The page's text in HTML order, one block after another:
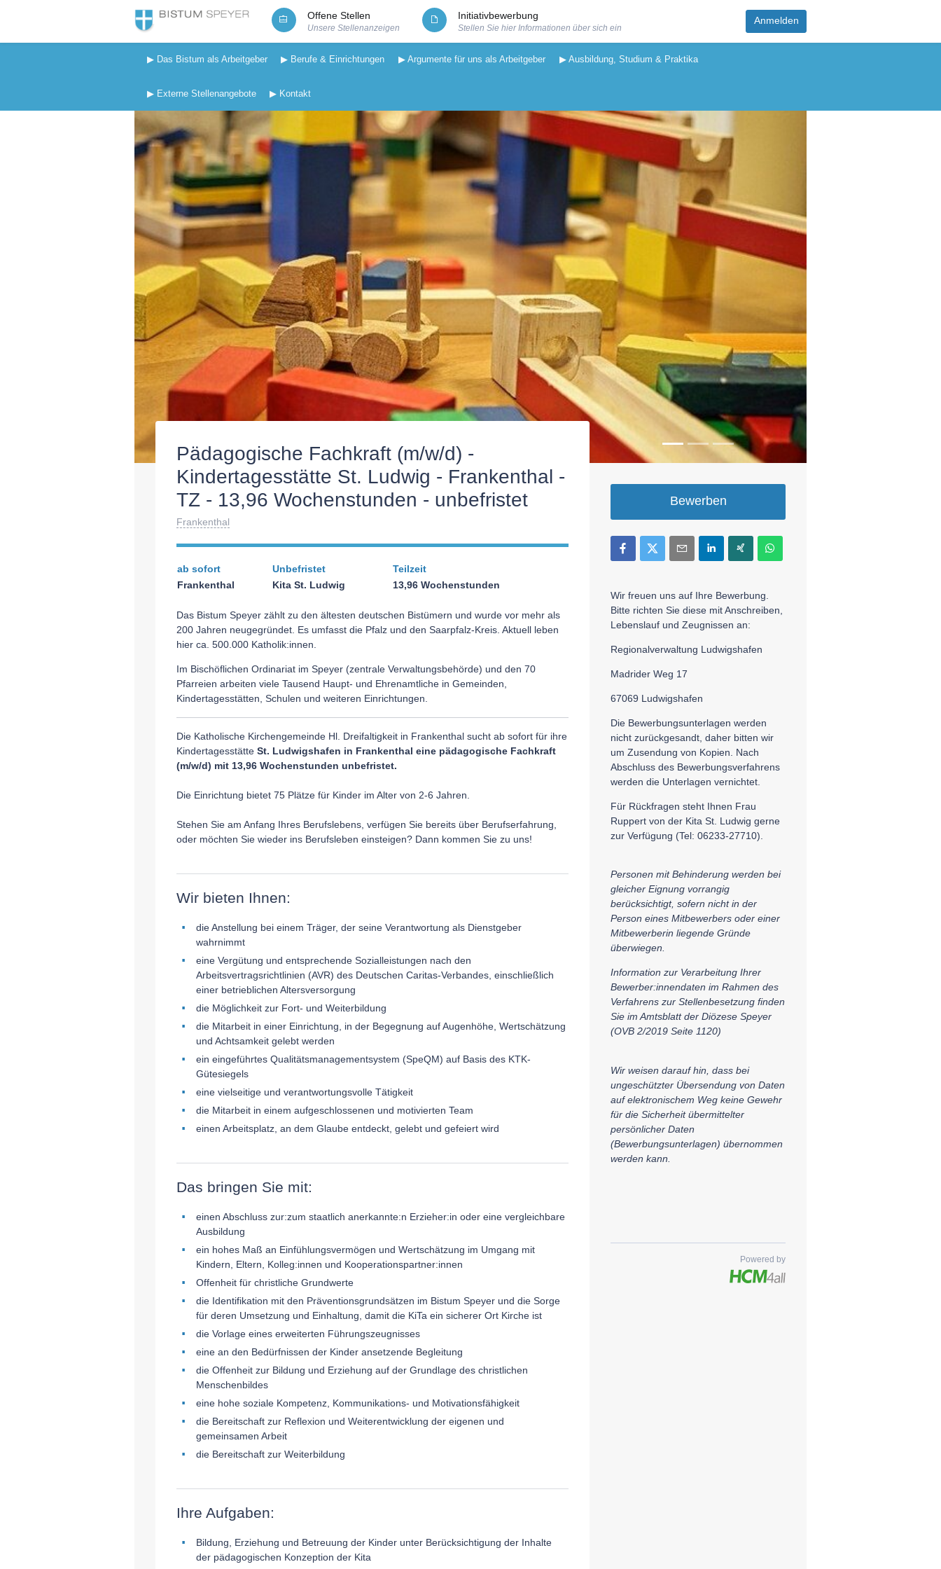
Anmelden
Offene Stellen
Unsere Stellenanzeigen
Initiativbewerbung
Stellen Sie hier Informationen über sich ein
▶ Das Bistum als Arbeitgeber ▶ Berufe & Einrichtungen ▶ Argumente für uns als Arbeitgeber ▶ Ausbildung, Studium & Praktika
▶ Externe Stellenangebote ▶ Kontakt
Pädagogische Fachkraft (m/w/d) -
Kindertagesstätte St. Ludwig - Frankenthal -
TZ - 13,96 Wochenstunden - unbefristet
Frankenthal
ab sofort Unbefristet
Teilzeit
Frankenthal
Kita St. Ludwig 13,96 Wochenstunden
Das Bistum Speyer zählt zu den ältesten deutschen Bistümern und wurde vor mehr als
200 Jahren neugegründet. Es umfasst die Pfalz und den Saarpfalz-Kreis. Aktuell leben
hier ca. 500.000 Katholik:innen.
Im Bischöflichen Ordinariat im Speyer (zentrale Verwaltungsbehörde) und den 70
Pfarreien arbeiten viele Tausend Haupt- und Ehrenamtliche in Gemeinden,
Kindertagesstätten, Schulen und weiteren Einrichtungen.
Die Katholische Kirchengemeinde Hl. Dreifaltigkeit in Frankenthal sucht ab sofort für ihre
Kindertagesstätte St. Ludwigshafen in Frankenthal eine pädagogische Fachkraft
(m/w/d) mit 13,96 Wochenstunden unbefristet.
Die Einrichtung bietet 75 Plätze für Kinder im Alter von 2-6 Jahren.
Stehen Sie am Anfang Ihres Berufslebens, verfügen Sie bereits über Berufserfahrung,
oder möchten Sie wieder ins Berufsleben einsteigen? Dann kommen Sie zu uns!
Wir bieten Ihnen:
die Anstellung bei einem Träger, der seine Verantwortung als Dienstgeber
wahrnimmt
eine Vergütung und entsprechende Sozialleistungen nach den
Arbeitsvertragsrichtlinien (AVR) des Deutschen Caritas-Verbandes, einschließlich
einer betrieblichen Altersversorgung
die Möglichkeit zur Fort- und Weiterbildung
die Mitarbeit in einer Einrichtung, in der Begegnung auf Augenhöhe, Wertschätzung
und Achtsamkeit gelebt werden
ein eingeführtes Qualitätsmanagementsystem (SpeQM) auf Basis des KTK-
Gütesiegels
eine vielseitige und verantwortungsvolle Tätigkeit
die Mitarbeit in einem aufgeschlossenen und motivierten Team
einen Arbeitsplatz, an dem Glaube entdeckt, gelebt und gefeiert wird
Das bringen Sie mit:
einen Abschluss zur:zum staatlich anerkannte:n Erzieher:in oder eine vergleichbare
Ausbildung
ein hohes Maß an Einfühlungsvermögen und Wertschätzung im Umgang mit
Kindern, Eltern, Kolleg:innen und Kooperationspartner:innen
Offenheit für christliche Grundwerte
die Identifikation mit den Präventionsgrundsätzen im Bistum Speyer und die Sorge
für deren Umsetzung und Einhaltung, damit die KiTa ein sicherer Ort Kirche ist
die Vorlage eines erweiterten Führungszeugnisses
eine an den Bedürfnissen der Kinder ansetzende Begleitung
die Offenheit zur Bildung und Erziehung auf der Grundlage des christlichen
Menschenbildes
eine hohe soziale Kompetenz, Kommunikations- und Motivationsfähigkeit
die Bereitschaft zur Reflexion und Weiterentwicklung der eigenen und
gemeinsamen Arbeit
die Bereitschaft zur Weiterbildung
Ihre Aufgaben:
Bildung, Erziehung und Betreuung der Kinder unter Berücksichtigung der Inhalte
der pädagogischen Konzeption der Kita
Bewerben
Wir freuen uns auf Ihre Bewerbung.
Bitte richten Sie diese mit Anschreiben,
Lebenslauf und Zeugnissen an:
Regionalverwaltung Ludwigshafen
Madrider Weg 17
67069 Ludwigshafen
Die Bewerbungsunterlagen werden
nicht zurückgesandt, daher bitten wir
um Zusendung von Kopien. Nach
Abschluss des Bewerbungsverfahrens
werden die Unterlagen vernichtet.
Für Rückfragen steht Ihnen Frau
Ruppert von der Kita St. Ludwig gerne
zur Verfügung (Tel: 06233-27710).
Personen mit Behinderung werden bei
gleicher Eignung vorrangig
berücksichtigt, sofern nicht in der
Person eines Mitbewerbers oder einer
Mitbewerberin liegende Gründe
überwiegen.
Information zur Verarbeitung Ihrer
Bewerber:innendaten im Rahmen des
Verfahrens zur Stellenbesetzung finden
Sie im Amtsblatt der Diözese Speyer
(OVB 2/2019 Seite 1120)
Wir weisen darauf hin, dass bei
ungeschützter Übersendung von Daten
auf elektronischem Weg keine Gewehr
für die Sicherheit übermittelter
persönlicher Daten
(Bewerbungsunterlagen) übernommen
werden kann.
Powered by